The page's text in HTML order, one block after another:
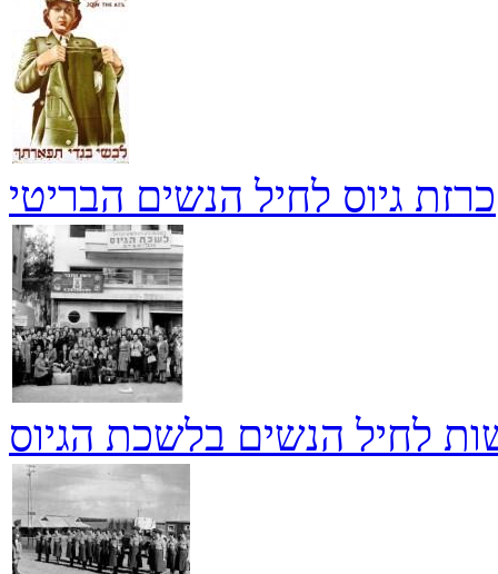
כרזת גיוס לחיל הנשים הבריטי
לחיל הנשים בלשכת הגיוס